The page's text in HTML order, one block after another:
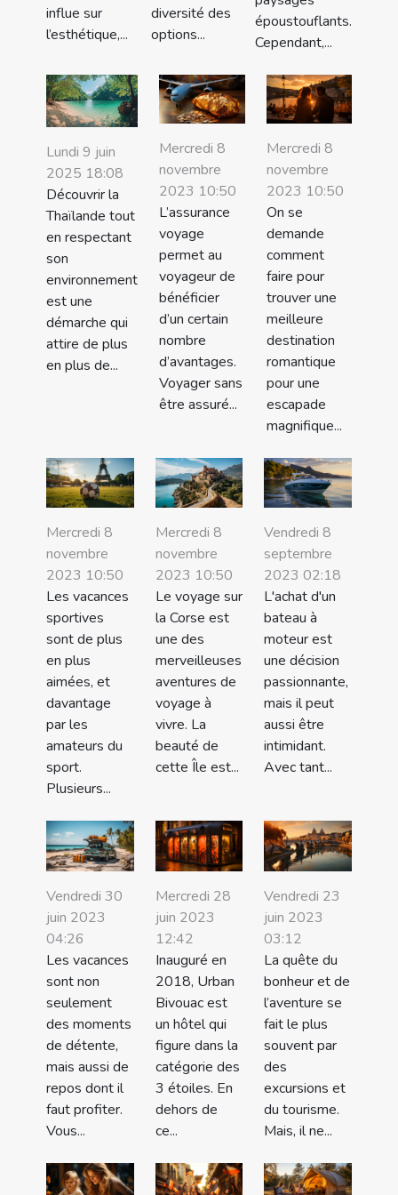
influe sur
l’esthétique,...
diversité des
options...
époustouflants.
Cependant,...
Lundi 9 juin
2025 18:08
Découvrir la
Thaïlande tout
en respectant
son
environnement
est une
démarche qui
attire de plus
en plus de...
Mercredi 8
novembre
2023 10:50
L’assurance
voyage
permet au
voyageur de
bénéficier
d’un certain
nombre
d’avantages.
Voyager sans
être assuré...
Mercredi 8
novembre
2023 10:50
On se
demande
comment
faire pour
trouver une
meilleure
destination
romantique
pour une
escapade
magnifique...
Mercredi 8
novembre
2023 10:50
Les vacances
sportives
sont de plus
en plus
aimées, et
davantage
par les
amateurs du
sport.
Plusieurs...
Mercredi 8
novembre
2023 10:50
Le voyage sur
la Corse est
une des
merveilleuses
aventures de
voyage à
vivre. La
beauté de
cette Île est...
Vendredi 8
septembre
2023 02:18
L'achat d'un
bateau à
moteur est
une décision
passionnante,
mais il peut
aussi être
intimidant.
Avec tant...
Vendredi 30
juin 2023
04:26
Les vacances
sont non
seulement
des moments
de détente,
mais aussi de
repos dont il
faut profiter.
Vous...
Mercredi 28
juin 2023
12:42
Inauguré en
2018, Urban
Bivouac est
un hôtel qui
figure dans la
catégorie des
3 étoiles. En
dehors de
ce...
Vendredi 23
juin 2023
03:12
La quête du
bonheur et de
l’aventure se
fait le plus
souvent par
des
excursions et
du tourisme.
Mais, il ne...